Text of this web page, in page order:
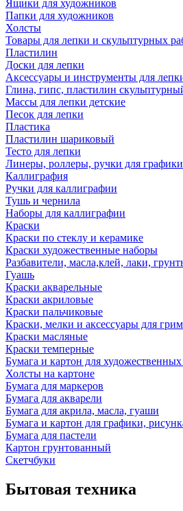
Ящики для художников
Папки для художников
Холсты
Товары для лепки и скульптурных
Пластилин
Доски для лепки
Аксессуары и инструменты для
Глина, гипс, пластилин
Массы для лепки детские
Песок для лепки
Пластика
Пластилин шариковый
Тесто для лепки
Линеры, роллеры, ручки для графики
Каллиграфия
Ручки для каллиграфии
Тушь и чернила
Наборы для каллиграфии
Краски
Краски по стеклу и керамике
Краски художественные наборы
Разбавители, масла,клей, лаки,
Гуашь
Краски акварельные
Краски акриловые
Краски пальчиковые
Краски, мелки и аксессуары для
Краски масляные
Краски темперные
Бумага и картон для художественных
Холсты на картоне
Бумага для маркеров
Бумага для акварели
Бумага для акрила, масла, гуаши
Бумага и картон для графики,
Бумага для пастели
Картон грунтованный
Скетчбуки
Бытовая техника